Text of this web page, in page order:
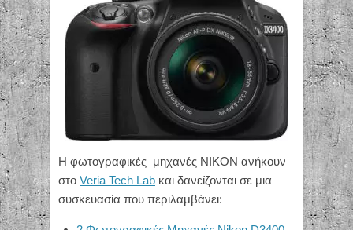
Η φωτογραφικές μηχανές NIKON ανήκουν
στο Veria Tech Lab και δανείζονται σε μια
συσκευασία που περιλαμβάνει: